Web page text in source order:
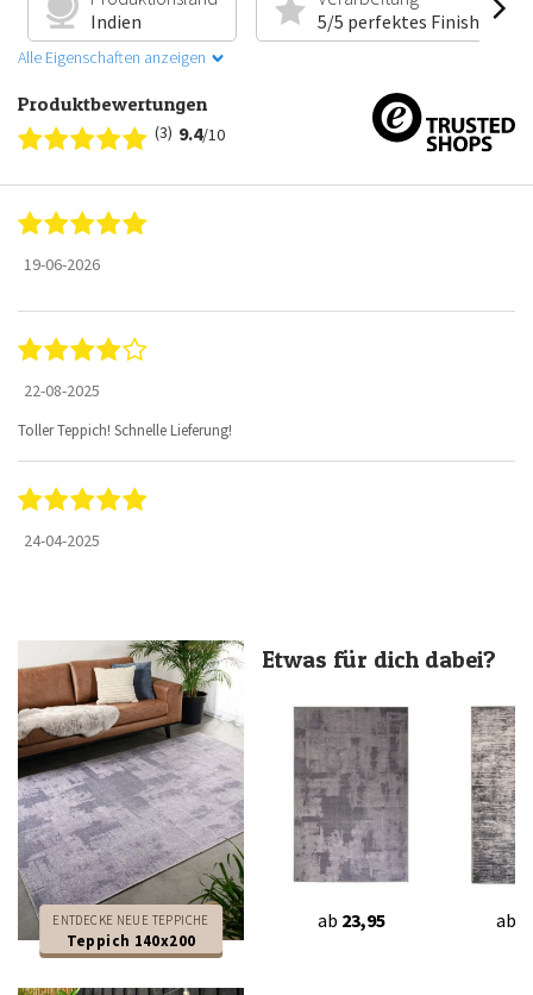
Indien
5/5 perfektes Finish
Alle Eigenschaften anzeigen
Produktbewertungen
(3) 9.4/10
19-06-2026
22-08-2025
Toller Teppich! Schnelle Lieferung!
24-04-2025
ENTDECKE NEUE TEPPICHE
Teppich 140x200
Etwas für dich dabei?
ab 23,95 ab